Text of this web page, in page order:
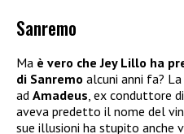
Sanremo
Ma è vero che Jey Lillo ha
di Sanremo alcuni anni fa?
ad Amadeus, ex conduttore di
aveva predetto il nome del
sue illusioni ha stupito anche